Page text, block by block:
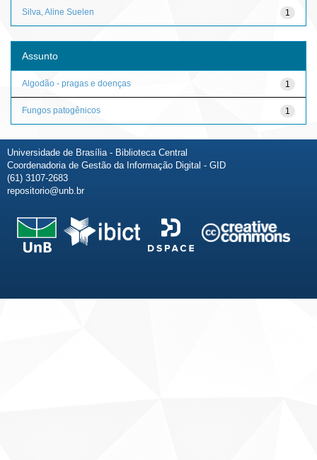
1
Silva, Aline Suelen
Assunto
1
Algodão - pragas e doenças
1
Fungos patogênicos
Universidade de Brasília - Biblioteca Central
Coordenadoria de Gestão da Informação Digital - GID
(61) 3107-2683
repositorio@unb.br